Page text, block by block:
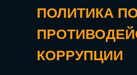
ПОЛИТИКА
КОРРУПЦИИ